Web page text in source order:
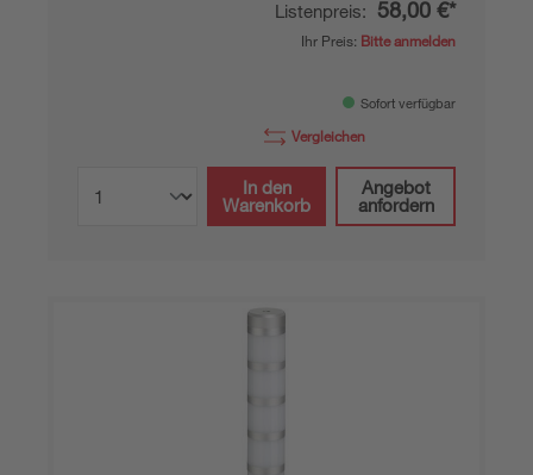
Listenpreis: 58,00 €*
Ihr Preis: Bitte anmelden
Sofort verfügbar
Vergleichen
In den
Warenkorb
Angebot
anfordern